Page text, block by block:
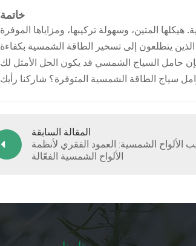
خاتمة
المتين، وسهولة تركيبها، ومزاياها الموفرة
المقالة السابقة
الألواح الشمسية: العمود الفقري لأنظمة
الألواح الشمسية الفعّالة